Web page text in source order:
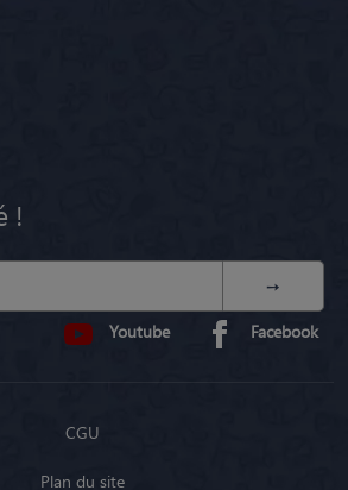
!
Youtube Facebook
CGU
Plan du site